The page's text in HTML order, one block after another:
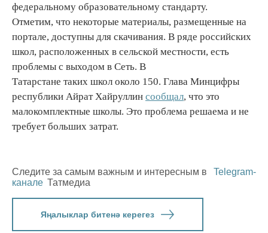
федеральному образовательному стандарту.
Отметим, что некоторые материалы, размещенные на
портале, доступны для скачивания. В ряде российских
школ, расположенных в сельской местности, есть
проблемы с выходом в Сеть. В
Татарстане таких школ около 150. Глава Минцифры
республики Айрат Хайруллин сообщал, что это
малокомплектные школы. Это проблема решаема и не
требует больших затрат.
Следите за самым важным и интересным в
Telegram-
канале Татмедиа
Яңалыклар битенә керегез